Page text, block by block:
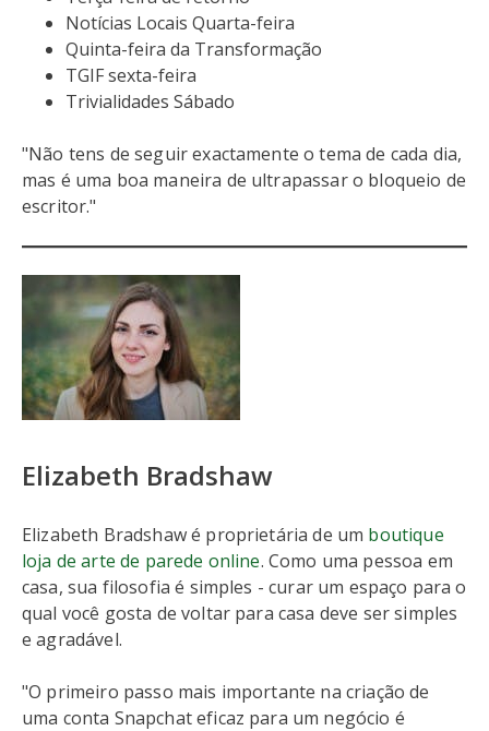
Notícias Locais Quarta-feira
Quinta-feira da Transformação
TGIF sexta-feira
Trivialidades Sábado
"Não tens de seguir exactamente o tema de cada dia,
mas é uma boa maneira de ultrapassar o bloqueio de
escritor."
Elizabeth Bradshaw
Elizabeth Bradshaw é proprietária de um boutique
loja de arte de parede online. Como uma pessoa em
casa, sua filosofia é simples - curar um espaço para o
qual você gosta de voltar para casa deve ser simples
e agradável.
"O primeiro passo mais importante na criação de
uma conta Snapchat eficaz para um negócio é